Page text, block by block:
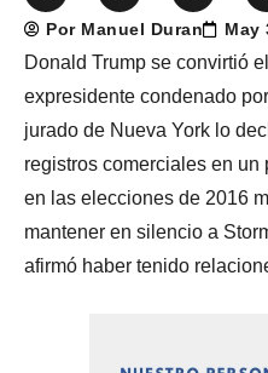
Por Manuel Duran May
Donald Trump se convirtió
expresidente condenado
jurado de Nueva York lo
registros comerciales en
en las elecciones de 2016
mantener en silencio a
afirmó haber tenido